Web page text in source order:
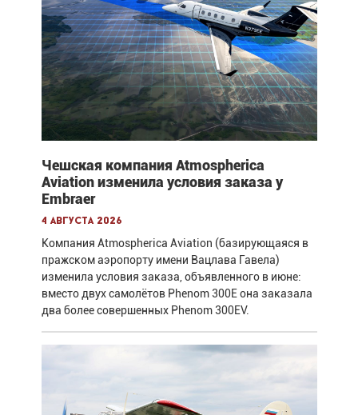
Чешская компания Atmospherica
Aviation изменила условия заказа у
Embraer
4 августа 2026
Компания Atmospherica Aviation (базирующаяся в
пражском аэропорту имени Вацлава Гавела)
изменила условия заказа, объявленного в июне:
вместо двух самолётов Phenom 300E она заказала
два более совершенных Phenom 300EV.